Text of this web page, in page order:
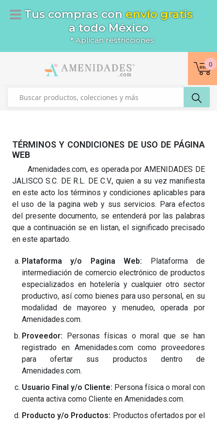
Tus compras con envío gratis
a todo México
* Aplican restricciones
0
TÉRMINOS Y CONDICIONES DE USO DE PÁGINA
WEB
Amenidades.com, es operada por AMENIDADES DE
JALISCO S.C. DE R.L. DE C.V., quien a su vez manifiesta
en este acto los términos y condiciones aplicables para
el uso de la pagina web y sus servicios. Para efectos
del presente documento, se entenderá por las palabras
que a continuación se en listan, el significado precisado
en este apartado.
Plataforma y/o Pagina Web: Plataforma de
intermediación de comercio electrónico de productos
especializados en hotelería y cualquier otro sector
productivo, así como bienes para uso personal, en su
modalidad de mayoreo y menudeo, operada por
Amenidades.com.
Proveedor: Personas físicas o moral que se han
registrado en Amenidades.com como proveedores
para ofertar sus productos dentro de
Amenidades.com.
Usuario Final y/o Cliente: Persona física o moral con
cuenta activa como Cliente en Amenidades.com.
Producto y/o Productos: Productos ofertados por el